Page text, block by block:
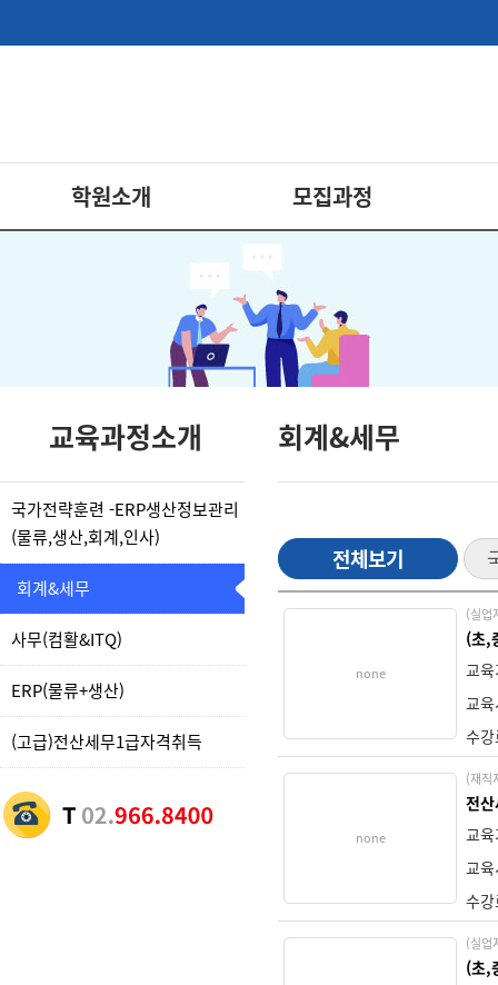
학원소개 모집과정
교육과정소개
국가전략훈련 -ERP생산정보관리
(물류,생산,회계,인사)
회계&세무
사무(컴활&ITQ)
ERP(물류+생산)
(고급)전산세무1급자격취득
회계&세무
전체보기
none
(실업
(초,
교
교
수
none
(재직
전
교
교
수
(실업
(초,